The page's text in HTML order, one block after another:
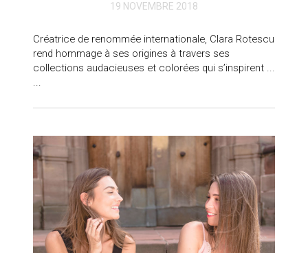
19 NOVEMBRE 2018
Créatrice de renommée internationale, Clara Rotescu
rend hommage à ses origines à travers ses
collections audacieuses et colorées qui s’inspirent ...
...